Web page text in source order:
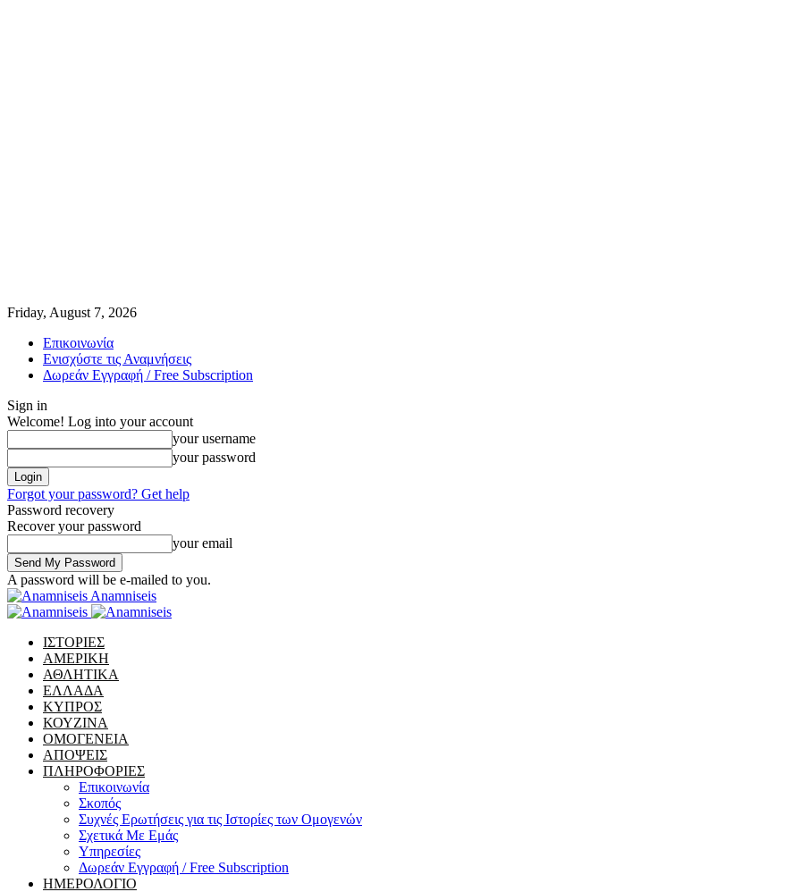
Friday, August 7, 2026
Επικοινωνία
Ενισχύστε τις Αναμνήσεις
Δωρεάν Εγγραφή / Free Subscription
Sign in
Welcome! Log into your account
your username
your password
Forgot your password? Get help
Password recovery
Recover your password
your email
A password will be e-mailed to you.
Anamniseis
ΙΣΤΟΡΙΕΣ
ΑΜΕΡΙΚΗ
ΑΘΛΗΤΙΚΑ
ΕΛΛΑΔΑ
ΚΥΠΡΟΣ
ΚΟΥΖΙΝΑ
ΟΜΟΓΕΝΕΙΑ
ΑΠΟΨΕΙΣ
ΠΛΗΡΟΦΟΡΙΕΣ
Επικοινωνία
Σκοπός
Συχνές Ερωτήσεις για τις Ιστορίες των Ομογενών
Σχετικά Με Εμάς
Υπηρεσίες
Δωρεάν Εγγραφή / Free Subscription
ΗΜΕΡΟΛΟΓΙΟ